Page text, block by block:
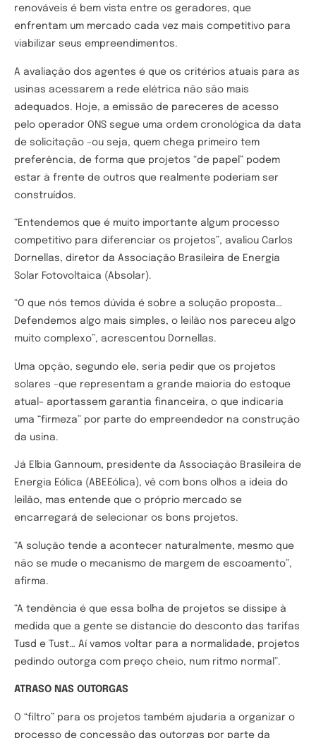
renováveis é bem vista entre os geradores, que
enfrentam um mercado cada vez mais competitivo para
viabilizar seus empreendimentos.
A avaliação dos agentes é que os critérios atuais para as
usinas acessarem a rede elétrica não são mais
adequados. Hoje, a emissão de pareceres de acesso
pelo operador ONS segue uma ordem cronológica da data
de solicitação –ou seja, quem chega primeiro tem
preferência, de forma que projetos “de papel” podem
estar à frente de outros que realmente poderiam ser
construídos.
“Entendemos que é muito importante algum processo
competitivo para diferenciar os projetos”, avaliou Carlos
Dornellas, diretor da Associação Brasileira de Energia
Solar Fotovoltaica (Absolar).
“O que nós temos dúvida é sobre a solução proposta…
Defendemos algo mais simples, o leilão nos pareceu algo
muito complexo”, acrescentou Dornellas.
Uma opção, segundo ele, seria pedir que os projetos
solares –que representam a grande maioria do estoque
atual– aportassem garantia financeira, o que indicaria
uma “firmeza” por parte do empreendedor na construção
da usina.
Já Elbia Gannoum, presidente da Associação Brasileira de
Energia Eólica (ABEEólica), vê com bons olhos a ideia do
leilão, mas entende que o próprio mercado se
encarregará de selecionar os bons projetos.
“A solução tende a acontecer naturalmente, mesmo que
não se mude o mecanismo de margem de escoamento”,
afirma.
“A tendência é que essa bolha de projetos se dissipe à
medida que a gente se distancie do desconto das tarifas
Tusd e Tust… Aí vamos voltar para a normalidade, projetos
pedindo outorga com preço cheio, num ritmo normal”.
ATRASO NAS OUTORGAS
O “filtro” para os projetos também ajudaria a organizar o
processo de concessão das outorgas por parte da